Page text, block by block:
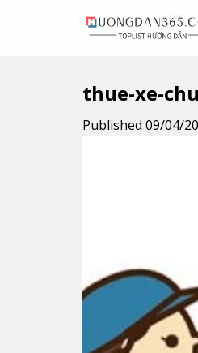
thue-xe-
Published 09/04/